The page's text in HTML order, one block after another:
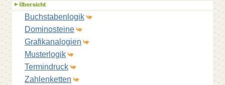
Buchstabenlogik
Dominosteine
Grafikanalogien
Musterlogik
Termindruck
Zahlenketten